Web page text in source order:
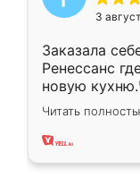
3
Заказала
Ренессанс
новую
вполне
два года,
Читать